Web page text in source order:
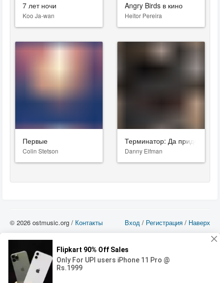
7 лет ночи
Koo Ja-wan
Angry Birds в кино
Heitor Pereira
Первые
Colin Stetson
Терминатор: Да придёт
Danny Elfman
Вход / Регистрация / Наверх
© 2026 ostmusic.org / Контакты
можете использовать такие материалы только в том в случае, если
использование производится с ознакомительными целями - для прочих целей
вы должны приобрести лицензионную запись.